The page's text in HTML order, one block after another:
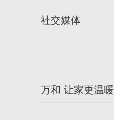
社交媒体
万和 让家更温暖